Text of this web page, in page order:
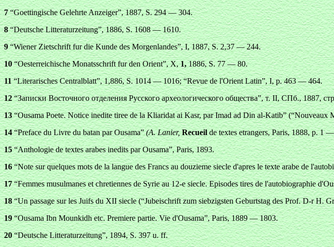
7“Goettingische Gelehrte Anzeiger”,1887, S. 294 — 304.
8“Deutsche Litteraturzeitung”, 1886, S. 1608 — 1610.
9“Wiener Zietschrift fur die Kunde des Morgenlandes”, I, 1887, S. 2,37 — 244.
10“Oesterreichische Monatsschrift fur den Orient”, X,1,1886, S. 77 — 80.
11“Literarisches Centralblatt”, 1,886, S. 1014 — 1016; “Revue de l'Orient Latin”, I, p. 463 — 464.
12“Записки Восточного отделения Русского археологического общества”, т. II, СПб., 1887,
13“Ousama Poete. Notice inedite tiree de la Kliaridat ai Kasr, par Imad ad Din al-Katib” (“Nouveaux
14“Preface du Livre du batan par Ousama”(A. Lanier,Recueil de textes etrangers, Paris,1888, p. 1
15“Anthologie de textes arabes inedits par Ousama”, Paris,1893.
16“Note sur quelques mots de la langue des Francs au douzieme siecle d'apres le texte arabe de
17“Femmes musulmanes et chretiennes de Syrie au 12-e siecle. Episodes tires de l'autobiographie
18“Un passage sur les Juifs du XIIsiecle (“Jubeischrift zum siebzigsten Geburtstag des Prof. D-r H.
19“Ousama Ibn Mounkidh etc. Premiere partie. Vie d'Ousama”, Paris,1889 — 1803.
20“Deutsche Litteraturzeitung”, 1894, S. 397 u. ff.